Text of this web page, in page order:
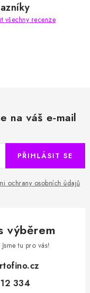
všechny recenze
na váš e-mail
ochrany osobních údajů
PŘIHLÁSIT SE
výběrem
tu pro vás!
334